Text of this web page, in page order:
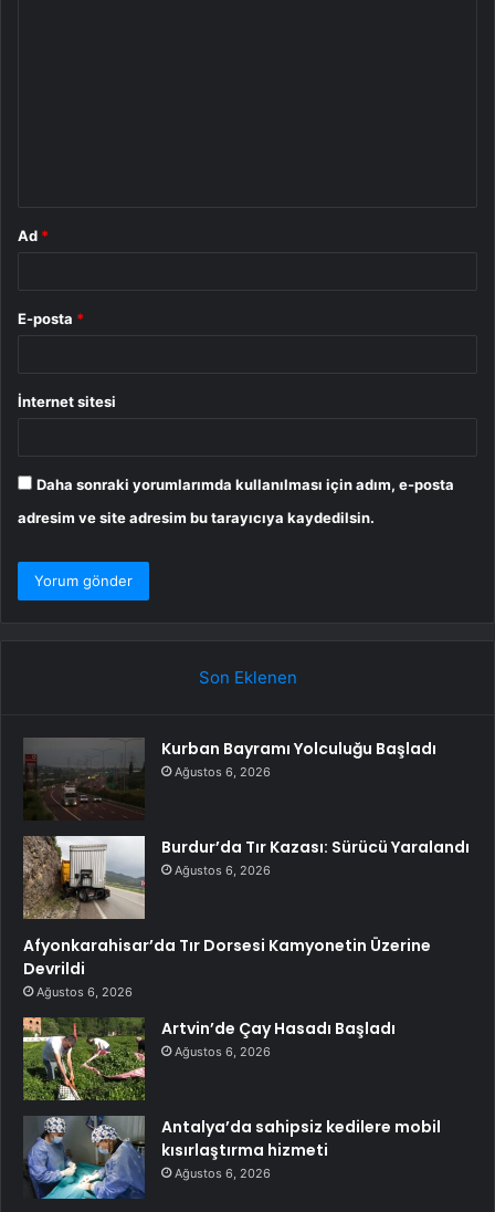
Ad *
E-posta *
İnternet sitesi
Daha sonraki yorumlarımda kullanılması için adım, e-posta
adresim ve site adresim bu tarayıcıya kaydedilsin.
Son Eklenen
Kurban Bayramı Yolculuğu Başladı
Ağustos 6, 2026
Burdur’da Tır Kazası: Sürücü Yaralandı
Ağustos 6, 2026
Afyonkarahisar’da Tır Dorsesi Kamyonetin Üzerine
Devrildi
Ağustos 6, 2026
Artvin’de Çay Hasadı Başladı
Ağustos 6, 2026
Antalya’da sahipsiz kedilere mobil
kısırlaştırma hizmeti
Ağustos 6, 2026